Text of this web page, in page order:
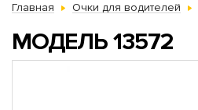
Главная Очки для водителей
МОДЕЛЬ 13572